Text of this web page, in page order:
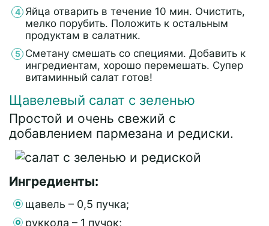
Яйца отварить в течение 10 мин. Очистить,
мелко порубить. Положить к остальным
продуктам в салатник.
Сметану смешать со специями. Добавить к
ингредиентам, хорошо перемешать. Супер
витаминный салат готов!
Щавелевый салат с зеленью
Простой и очень свежий с
добавлением пармезана и редиски.
Ингредиенты:
щавель – 0,5 пучка;
руккола – 1 пучок;